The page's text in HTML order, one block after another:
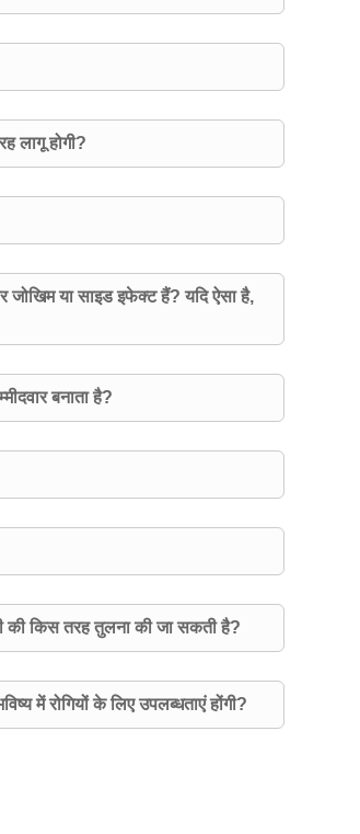
लागू होगी?
जोखिम या साइड इफेक्ट हैं? यदि ऐसा है,
बनाता है?
की किस तरह तुलना की जा सकती है?
में रोगियों के लिए उपलब्धताएं होंगी?